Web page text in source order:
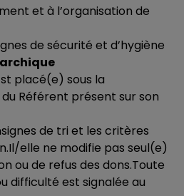
et à l’organisation de
de sécurité et d’hygiène
placé(e) sous la
Référent présent sur son
de tri et les critères
elle ne modifie pas seul(e)
ou de refus des dons.Toute
difficulté est signalée au